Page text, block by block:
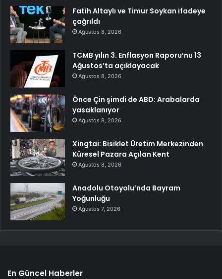
Fatih Altaylı ve Timur Soykan ifadeye
çağrıldı
Ağustos 8, 2026
TCMB yılın 3. Enflasyon Raporu’nu 13
Ağustos’ta açıklayacak
Ağustos 8, 2026
Önce Çin şimdi de ABD: Arabalarda
yasaklanıyor
Ağustos 8, 2026
Xingtai: Bisiklet Üretim Merkezinden
Küresel Pazara Açılan Kent
Ağustos 8, 2026
Anadolu Otoyolu’nda Bayram
Yoğunluğu
Ağustos 7, 2026
En Güncel Haberler